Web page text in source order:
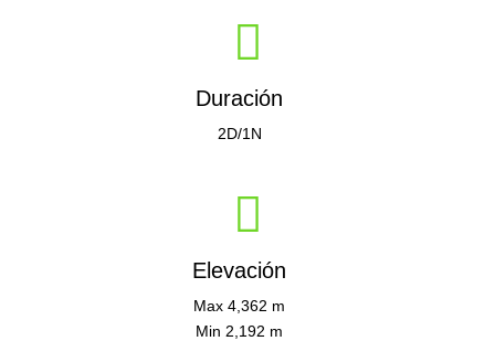
Duración
2D/1N
Elevación
Max 4,362 m
Min 2,192 m